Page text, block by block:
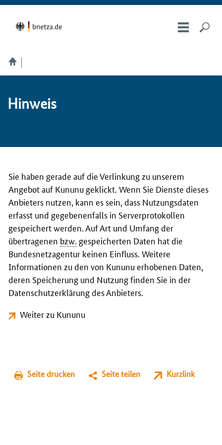
Hin­weis
Sie haben gerade auf die Verlinkung zu unserem
Angebot auf Kununu geklickt. Wenn Sie Dienste dieses
Anbieters nutzen, kann es sein, dass Nutzungsdaten
erfasst und gegebenenfalls in Serverprotokollen
gespeichert werden. Auf Art und Umfang der
übertragenen bzw. gespeicherten Daten hat die
Bundesnetzagentur keinen Einfluss. Weitere
Informationen zu den von Kununu erhobenen Daten,
deren Speicherung und Nutzung finden Sie in der
Datenschutzerklärung des Anbieters.
Weiter zu Kununu
Seite drucken Seite teilen Kurzlink